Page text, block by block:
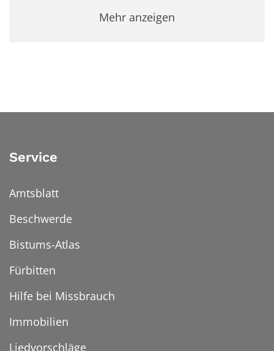
Mehr anzeigen
Service
Amtsblatt
Beschwerde
Bistums-Atlas
Fürbitten
Hilfe bei Missbrauch
Immobilien
Liedvorschläge